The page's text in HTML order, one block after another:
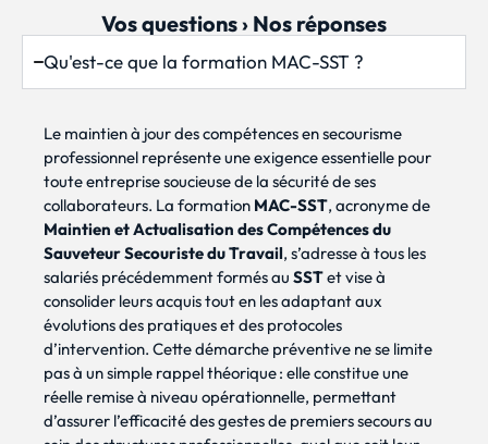
Vos questions › Nos réponses
Qu'est-ce que la formation MAC-SST ?
Le maintien à jour des compétences en secourisme
professionnel représente une exigence essentielle pour
toute entreprise soucieuse de la sécurité de ses
collaborateurs. La formation MAC-SST, acronyme de
Maintien et Actualisation des Compétences du
Sauveteur Secouriste du Travail, s’adresse à tous les
salariés précédemment formés au SSTet vise à
consolider leurs acquis tout en les adaptant aux
évolutions des pratiques et des protocoles
d’intervention. Cette démarche préventive ne se limite
pas à un simple rappel théorique : elle constitue une
réelle remise à niveau opérationnelle, permettant
d’assurer l’efficacité des gestes de premiers secours au